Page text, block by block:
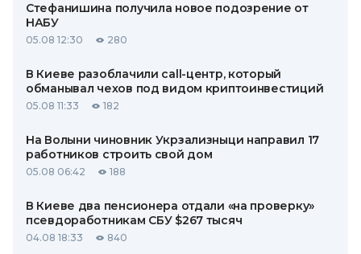
Стефанишина получила новое подозрение от
НАБУ
05.08 12:30 280
В Киеве разоблачили call-центр, который
обманывал чехов под видом криптоинвестиций
05.08 11:33 182
На Волыни чиновник Укрзализныци направил 17
работников строить свой дом
05.08 06:42 188
В Киеве два пенсионера отдали «на проверку»
псевдоработникам СБУ $267 тысяч
04.08 18:33 840